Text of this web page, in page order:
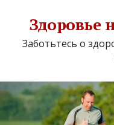
Здоровье
Заботьтесь о